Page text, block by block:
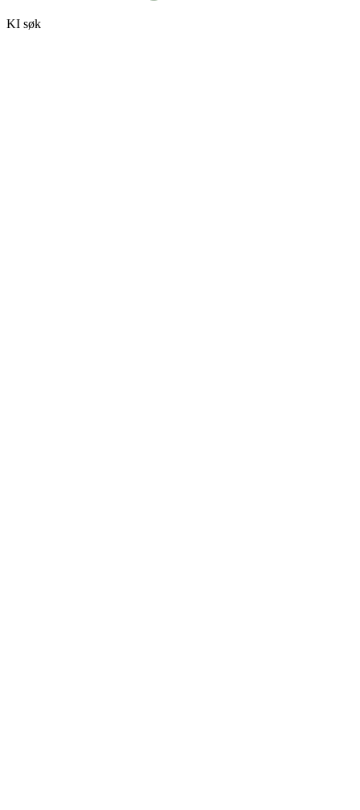
KI søk